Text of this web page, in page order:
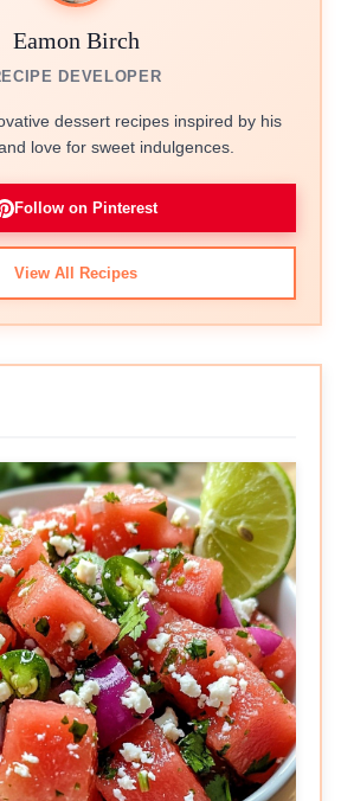
Eamon Birch
DEVELOPER
dessert recipes inspired by his
love for sweet indulgences.
Follow on Pinterest
View All Recipes